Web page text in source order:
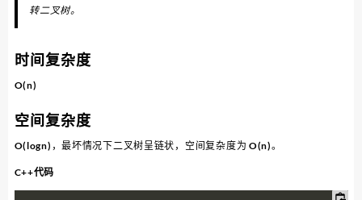
转二叉树。
时间复杂度
O(n)
空间复杂度
O(logn)，最坏情况下二叉树呈链状，空间复杂度为 O(n)。
C++代码